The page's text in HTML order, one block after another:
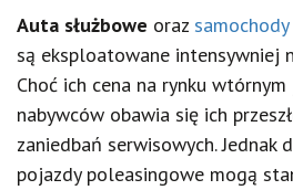
Auta służbowe oraz
są eksploatowane intensywniej
Choć ich cena na rynku
nabywców obawia się ich
zaniedbań serwisowych. Jednak
pojazdy poleasingowe mogą